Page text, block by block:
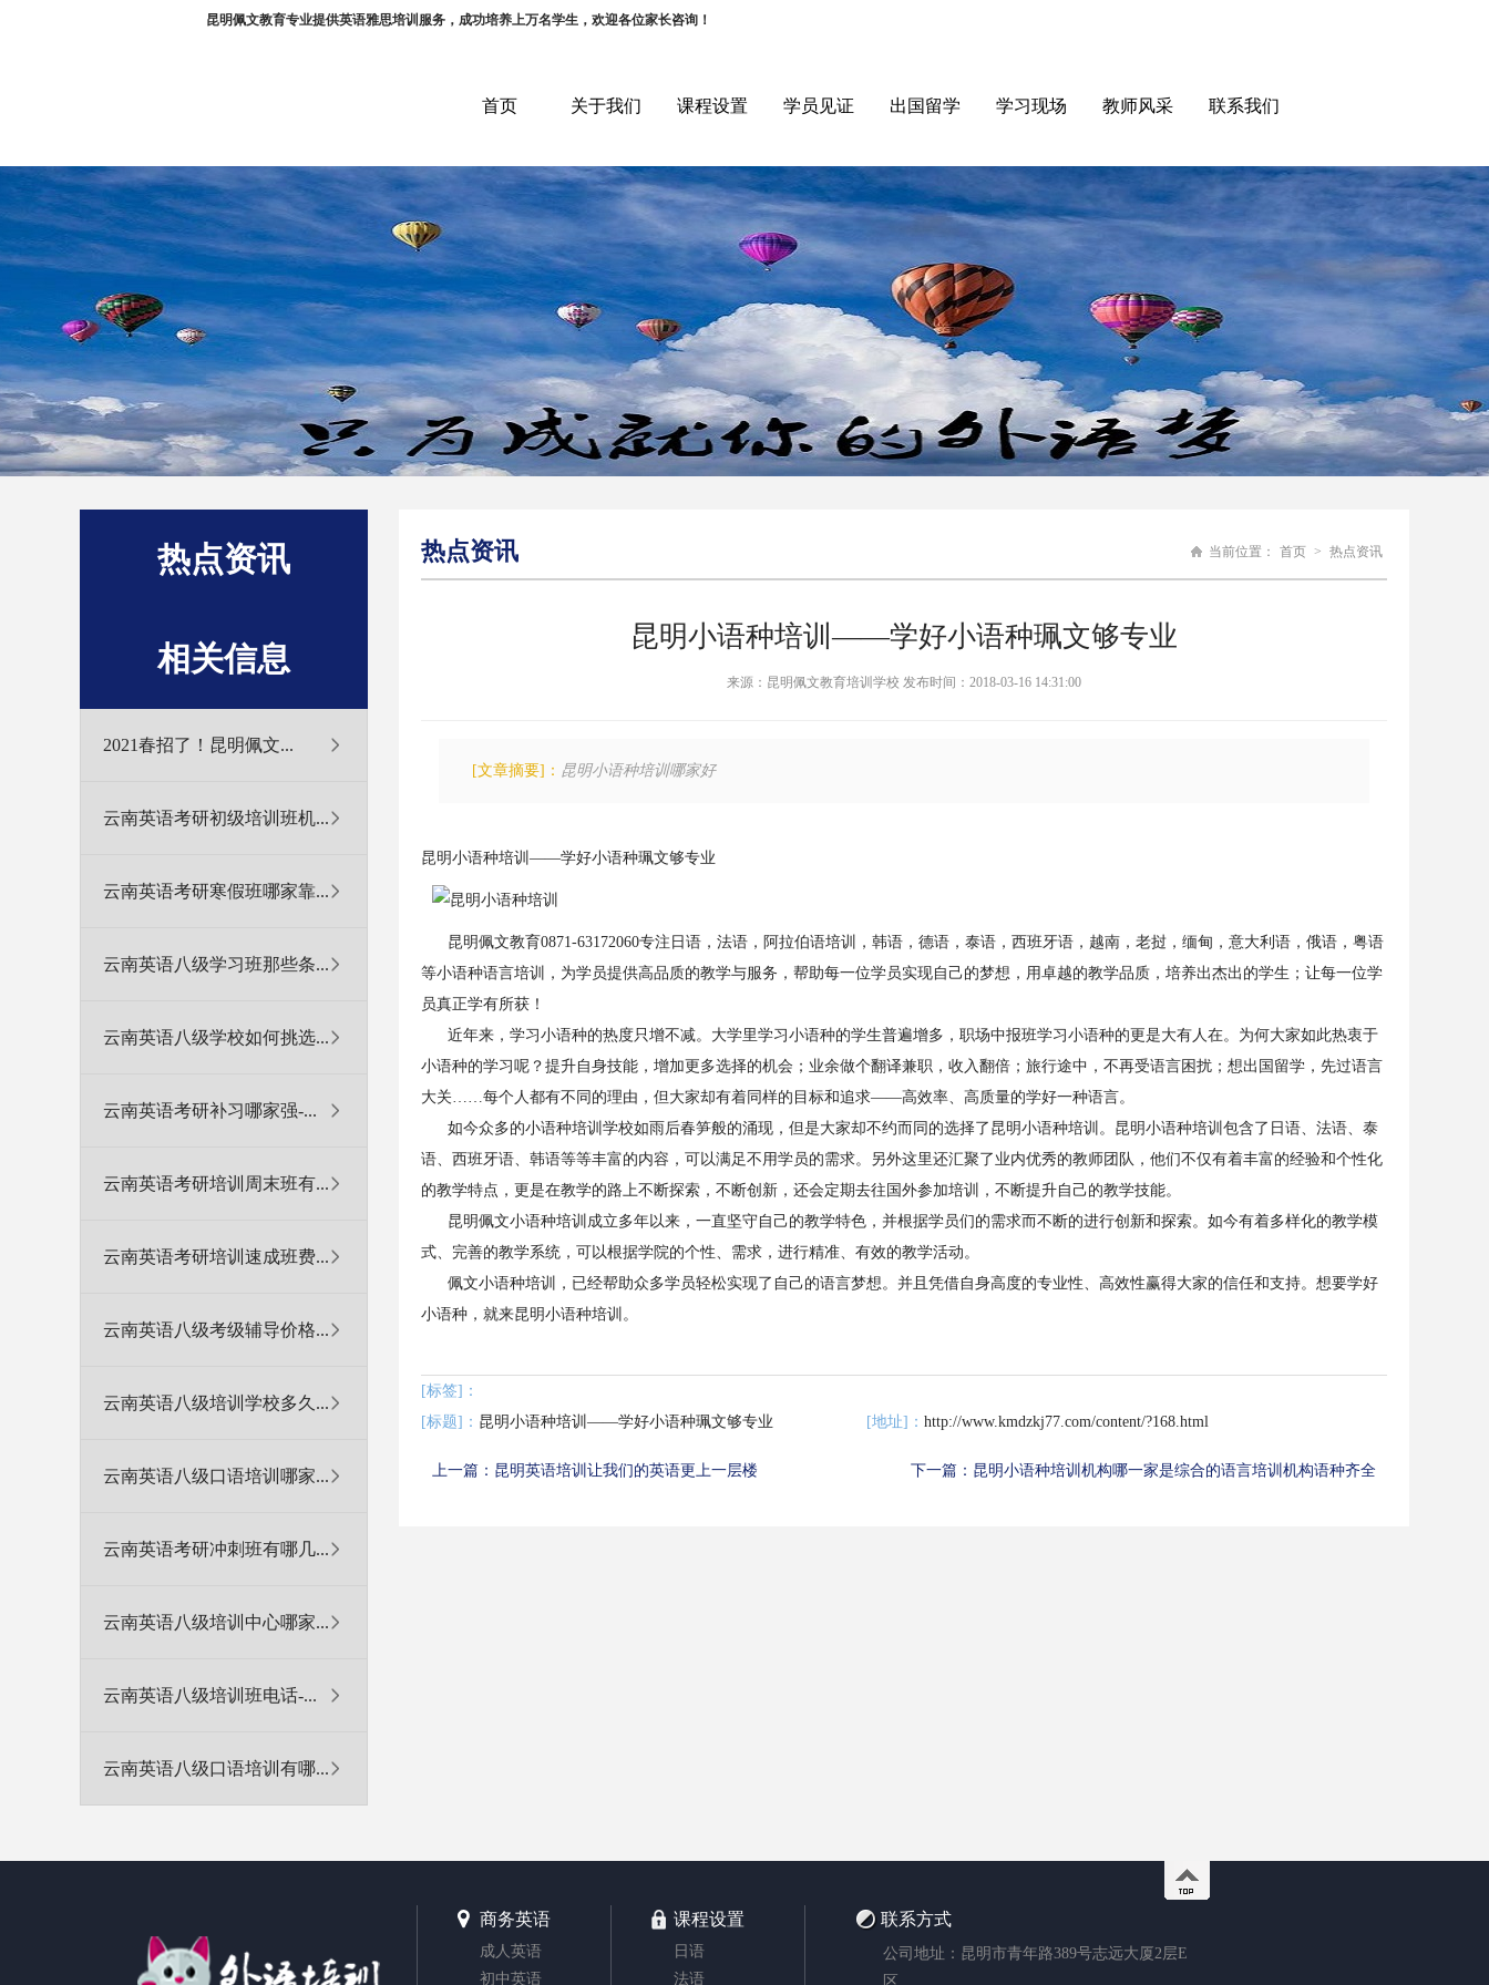
昆明佩文教育专业提供英语雅思培训服务，成功培养上万名学生，欢迎各位家长咨询！
首页 关于我们 课程设置 学员见证 出国留学 学习现场 教师风采 联系我们
热点资讯
相关信息
2021春招了！昆明佩文...
云南英语考研初级培训班机...
云南英语考研寒假班哪家靠...
云南英语八级学习班那些条...
云南英语八级学校如何挑选...
云南英语考研补习哪家强-...
云南英语考研培训周末班有...
云南英语考研培训速成班费...
云南英语八级考级辅导价格...
云南英语八级培训学校多久...
云南英语八级口语培训哪家...
云南英语考研冲刺班有哪几...
云南英语八级培训中心哪家...
云南英语八级培训班电话-...
云南英语八级口语培训有哪...
热点资讯 当前位置： 首页 > 热点资讯
昆明小语种培训——学好小语种珮文够专业
来源：昆明佩文教育培训学校 发布时间：2018-03-16 14:31:00
[文章摘要]： 昆明小语种培训哪家好
昆明小语种培训——学好小语种珮文够专业
昆明佩文教育0871-63172060专注日语，法语，阿拉伯语培训，韩语，德语，泰语，西班牙语，越南，老挝，缅甸，意大利语，俄语，粤语
等小语种语言培训，为学员提供高品质的教学与服务，帮助每一位学员实现自己的梦想，用卓越的教学品质，培养出杰出的学生；让每一位学
员真正学有所获！
近年来，学习小语种的热度只增不减。大学里学习小语种的学生普遍增多，职场中报班学习小语种的更是大有人在。为何大家如此热衷于
小语种的学习呢？提升自身技能，增加更多选择的机会；业余做个翻译兼职，收入翻倍；旅行途中，不再受语言困扰；想出国留学，先过语言
大关……每个人都有不同的理由，但大家却有着同样的目标和追求——高效率、高质量的学好一种语言。
如今众多的小语种培训学校如雨后春笋般的涌现，但是大家却不约而同的选择了昆明小语种培训。昆明小语种培训包含了日语、法语、泰
语、西班牙语、韩语等等丰富的内容，可以满足不用学员的需求。另外这里还汇聚了业内优秀的教师团队，他们不仅有着丰富的经验和个性化
的教学特点，更是在教学的路上不断探索，不断创新，还会定期去往国外参加培训，不断提升自己的教学技能。
昆明佩文小语种培训成立多年以来，一直坚守自己的教学特色，并根据学员们的需求而不断的进行创新和探索。如今有着多样化的教学模
式、完善的教学系统，可以根据学院的个性、需求，进行精准、有效的教学活动。
佩文小语种培训，已经帮助众多学员轻松实现了自己的语言梦想。并且凭借自身高度的专业性、高效性赢得大家的信任和支持。想要学好
小语种，就来昆明小语种培训。
[标签]：
[标题]： 昆明小语种培训——学好小语种珮文够专业 [地址]： http://www.kmdzkj77.com/content/?168.html
上一篇： 昆明英语培训让我们的英语更上一层楼 下一篇： 昆明小语种培训机构哪一家是综合的语言培训机构语种齐全
商务英语
成人英语
初中英语
课程设置
日语
法语
联系方式
公司地址：昆明市青年路389号志远大厦2层E
区